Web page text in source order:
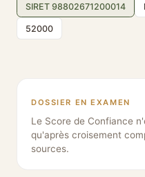
SIRET 98802671200014
52000
DOSSIER EN EXAMEN
Le Score de Confiance
qu'après croisement
sources.